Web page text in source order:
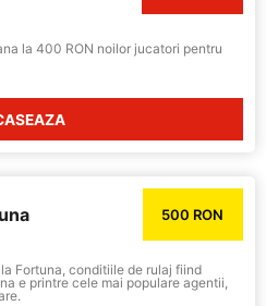
la 400 RON noilor jucatori pentru
500 RON
Fortuna, conditiile de rulaj fiind
e printre cele mai populare agentii,